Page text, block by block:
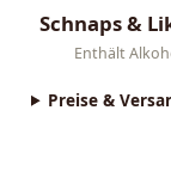
Schnaps &
Lade dein
Enthält
Preise &